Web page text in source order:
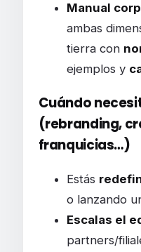
Manual
ambas
tierra con
ejemplos y
Cuándo
(rebranding,
franquicias…)
Estás
o lanzando
Escalas el
partners/